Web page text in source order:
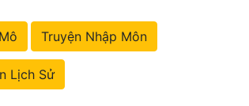
Truyện Nhập Môn
Lịch Sử